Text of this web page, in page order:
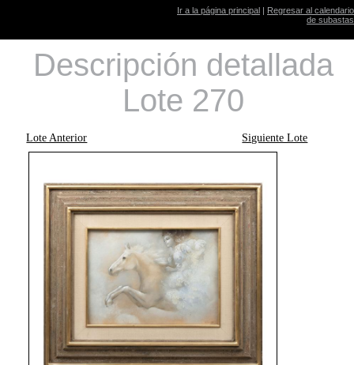
Ir a la página principal | Regresar al calendario
de subastas
Descripción detallada
Lote 270
Lote Anterior Siguiente Lote